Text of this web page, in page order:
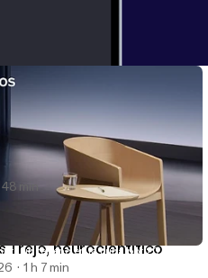
un terreno en la Luna por 20 dólares"
cuando dejas de
traumatóloga
48 min
ejercicio no es el
Trejo, neurocientífico
1 h 7 min